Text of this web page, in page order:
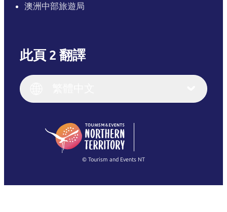
澳洲中部旅遊局
此頁 2 翻譯
English
English (US)
English
(Singapore)
Français
繁體中文
© Tourism and Events NT